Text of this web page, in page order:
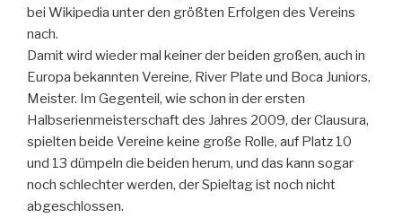
bei Wikipedia unter den größten Erfolgen des Vereins
nach.
Damit wird wieder mal keiner der beiden großen, auch in
Europa bekannten Vereine, River Plate und Boca Juniors,
Meister. Im Gegenteil, wie schon in der ersten
Halbserienmeisterschaft des Jahres 2009, der Clausura,
spielten beide Vereine keine große Rolle, auf Platz 10
und 13 dümpeln die beiden herum, und das kann sogar
noch schlechter werden, der Spieltag ist noch nicht
abgeschlossen.